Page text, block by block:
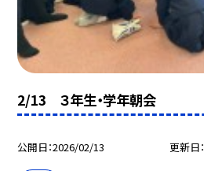
2/13 ３年生・学年朝会
公開日 2026/02/13 更新日